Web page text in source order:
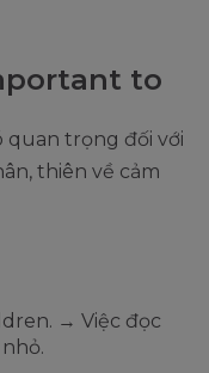
to
quan trọng đối với
thiên về cảm
→ Việc đọc